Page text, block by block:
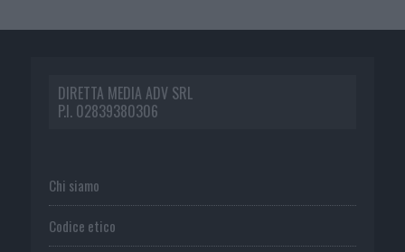
DIRETTA MEDIA ADV SRL
P.I. 02839380306
Chi siamo
Codice etico